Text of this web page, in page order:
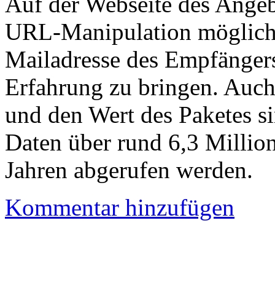
URL-Manipulation
Mailadresse des
Erfahrung zu bringen.
und den Wert des Paketes
Daten über rund 6,3
Jahren abgerufen werden.
Kommentar hinzufügen